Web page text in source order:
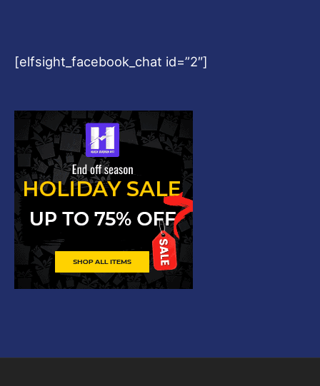
[elfsight_facebook_chat id=”2″]